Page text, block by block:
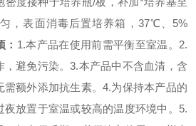
，表面消毒后置培养箱，37℃、5%
： 1.本产品在使用前需平衡至室温。 2.
，避免污染。3.本产品中不含血清，含
需额外添加抗生素。4.为保持本产品的
放置于室温或较高的温度环境中。5.